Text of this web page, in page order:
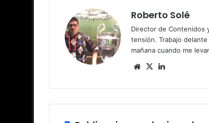
Roberto Solé
Director de Contenidos
tensión. Trabajo
mañana cuando me
Siti
we
b
X
dIn